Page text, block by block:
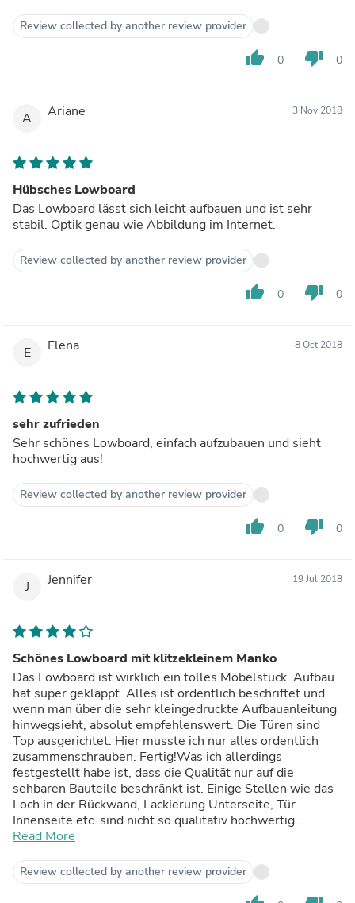
Review collected by another review provider
thumb_up 0 thumb_down 0
A Ariane 3 Nov 2018
Hübsches Lowboard
Das Lowboard lässt sich leicht aufbauen und ist sehr
stabil. Optik genau wie Abbildung im Internet.
Review collected by another review provider
thumb_up 0 thumb_down 0
E Elena 8 Oct 2018
sehr zufrieden
Sehr schönes Lowboard, einfach aufzubauen und sieht
hochwertig aus!
Review collected by another review provider
thumb_up 0 thumb_down 0
J Jennifer 19 Jul 2018
Schönes Lowboard mit klitzekleinem Manko
Das Lowboard ist wirklich ein tolles Möbelstück. Aufbau
hat super geklappt. Alles ist ordentlich beschriftet und
wenn man über die sehr kleingedruckte Aufbauanleitung
hinwegsieht, absolut empfehlenswert. Die Türen sind
Top ausgerichtet. Hier musste ich nur alles ordentlich
zusammenschrauben. Fertig!Was ich allerdings
festgestellt habe ist, dass die Qualität nur auf die
sehbaren Bauteile beschränkt ist. Einige Stellen wie das
Loch in der Rückwand, Lackierung Unterseite, Tür
Innenseite etc. sind nicht so qualitativ hochwertig
gearbeitet wie die Vorderseite. Sieht man aber nicht. Man
wie ich es erwartet hätte. Ich musste mit der Spedition
um 20€ nachverhandeln, damit die Möbel in den 3. Stock
getragen wurden. In der Artikelbeschreibung steht,
Read More
Review collected by another review provider